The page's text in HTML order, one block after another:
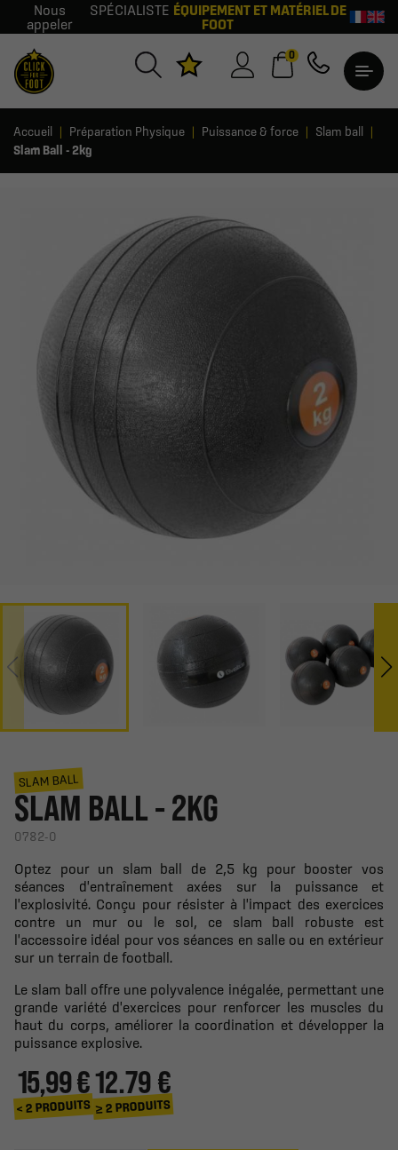
Nous
appeler
SPÉCIALISTE ÉQUIPEMENT ET MATÉRIEL DE
FOOT
0
Accueil Préparation Physique Puissance & force
Slam ball
Slam Ball - 2kg
SLAM BALL
SLAM BALL - 2KG
0782-0
Optez pour un slam ball de 2,5 kg pour booster vos
séances d'entraînement axées sur la puissance et
l'explosivité. Conçu pour résister à l'impact des exercices
contre un mur ou le sol, ce slam ball robuste est
l'accessoire idéal pour vos séances en salle ou en extérieur
sur un terrain de football.
Le slam ball offre une polyvalence inégalée, permettant une
grande variété d'exercices pour renforcer les muscles du
haut du corps, améliorer la coordination et développer la
puissance explosive.
15,99 €
< 2 PRODUITS
12.79 €
≥ 2 PRODUITS